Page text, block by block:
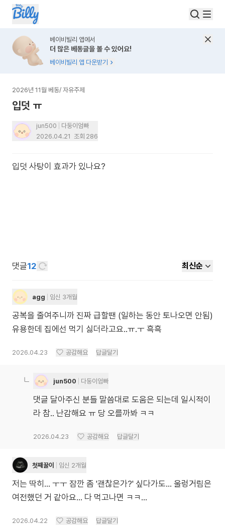
베이비빌리 앱에서
더 많은 베동글을 볼 수 있어요!
베이비빌리 앱 다운받기
2026년 11월 베동/ 자유주제
입덧 ㅠ
jun500
다둥이엄빠
2026.04.21 조회 286
입덧 사탕이 효과가 있나요?
댓글12 최신순
agg 임신 3개월
공복을 줄여주니까 진짜 급할땐 (일하는 동안 토나오면 안됨)
유용한데 집에선 먹기 싫더라고요..ㅠ.ㅜ 흑흑
2026.04.23 공감해요 답글달기
jun500 다둥이엄빠
댓글 달아주신 분들 말씀대로 도움은 되는데 일시적이
라 참.. 난감해요 ㅠ 당 오를까봐 ㅋㅋ
2026.04.23 공감해요 답글달기
첫째꿀이 임신 2개월
저는 딱히... ㅜㅜ 잠깐 좀 '괜찮은가?' 싶다가도... 울렁거림은
여전했던 거 같아요... 다 먹고나면 ㅋㅋ...
2026.04.22 공감해요 답글달기